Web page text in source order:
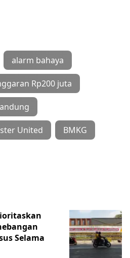
alarm bahaya
Rp200 juta
United BMKG
Selama